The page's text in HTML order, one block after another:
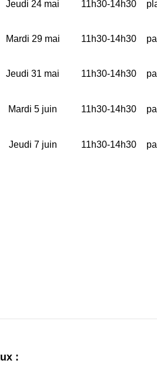
Jeudi 24 mai 11h30-14h30
Mardi 29 mai 11h30-14h30
Jeudi 31 mai 11h30-14h30
Mardi 5 juin 11h30-14h30
Jeudi 7 juin 11h30-14h30
: